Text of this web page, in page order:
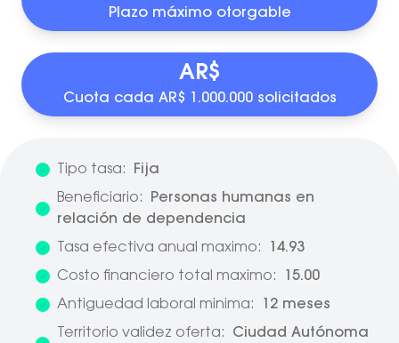
Plazo máximo otorgable
AR$
Cuota cada AR$ 1.000.000 solicitados
Tipo tasa:
Fija
Beneficiario:
Personas humanas en
relación de dependencia
Tasa efectiva anual maximo:
14.93
Costo financiero total maximo:
15.00
Antiguedad laboral minima:
12 meses
Territorio validez oferta:
Ciudad Autónoma